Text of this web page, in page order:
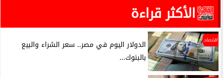
الأكثر قراءة
اقتصاد
الدولار اليوم في مصر.. سعر الشراء والبيع
بالبنوك...